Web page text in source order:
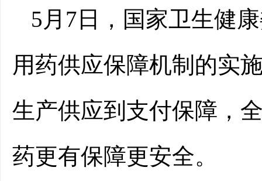
5月7日，国家卫生健
用药供应保障机制的实
生产供应到支付保障，
药更有保障更安全。